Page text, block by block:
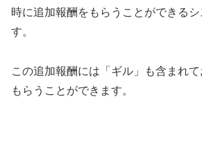
時に追加報酬をもらうことができる
す。
この追加報酬には「ギル」も含まれ
もらうことができます。